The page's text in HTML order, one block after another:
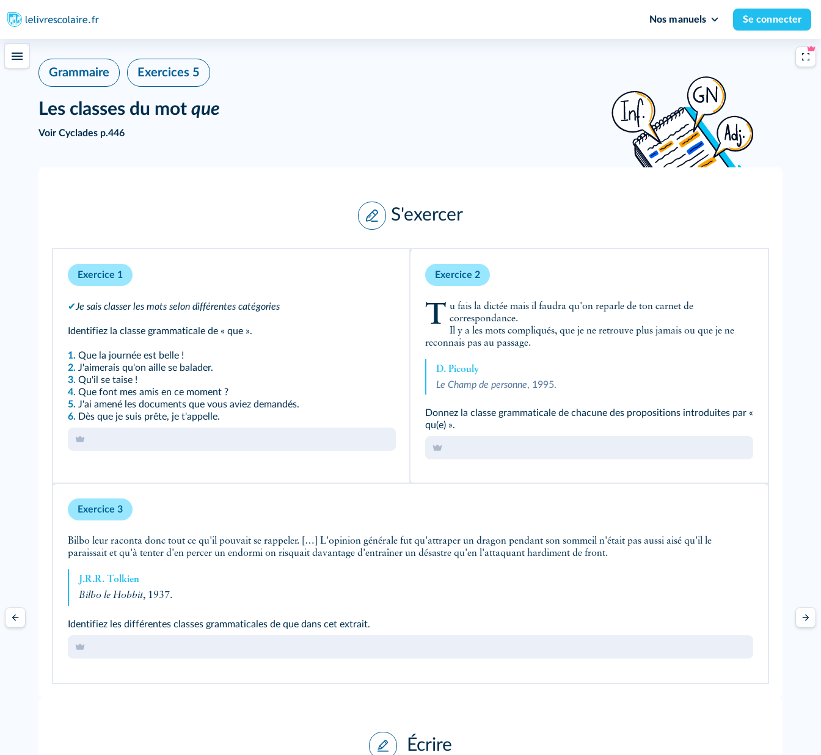
Nos manuels Se connecter
Grammaire Exercices 5
Les classes du mot que
Voir Cyclades p.446
S'exercer
Exercice 1
✔Je sais classer les mots selon différentes catégories
Identifiez la classe grammaticale de « que ».
1. Que la journée est belle !
2. J'aimerais qu'on aille se balader.
3. Qu'il se taise !
4. Que font mes amis en ce moment ?
5. J'ai amené les documents que vous aviez demandés.
6. Dès que je suis prête, je t'appelle.
Exercice 2
Tu fais la dictée mais il faudra qu'on reparle de ton carnet de correspondance.
Il y a les mots compliqués, que je ne retrouve plus jamais ou que je ne
reconnais pas au passage.
D. Picouly
Le Champ de personne, 1995.
Donnez la classe grammaticale de chacune des propositions introduites par «
qu(e) ».
Exercice 3
Bilbo leur raconta donc tout ce qu'il pouvait se rappeler. […] L'opinion générale fut qu'attraper un dragon pendant son sommeil n'était pas aussi aisé qu'il le
paraissait et qu'à tenter d'en percer un endormi on risquait davantage d'entraîner un désastre qu'en l'attaquant hardiment de front.
J.R.R. Tolkien
Bilbo le Hobbit, 1937.
Identifiez les différentes classes grammaticales de que dans cet extrait.
Écrire